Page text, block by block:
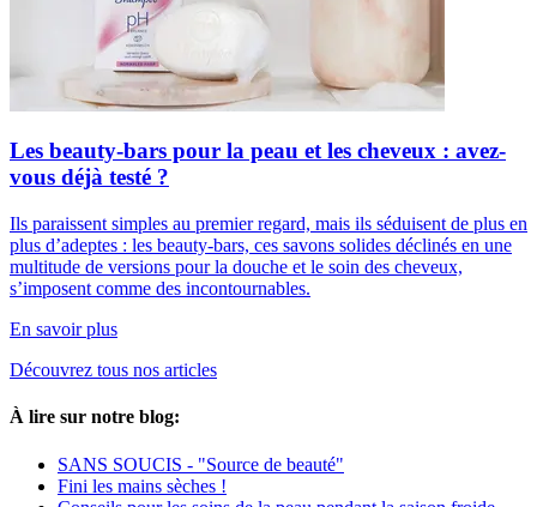
Les beauty-bars pour la peau et les cheveux : avez-
vous déjà testé ?
Ils paraissent simples au premier regard, mais ils séduisent de plus en
plus d’adeptes : les beauty-bars, ces savons solides déclinés en une
multitude de versions pour la douche et le soin des cheveux,
s’imposent comme des incontournables.
En savoir plus
Découvrez tous nos articles
À lire sur notre blog:
SANS SOUCIS - "Source de beauté"
Fini les mains sèches !